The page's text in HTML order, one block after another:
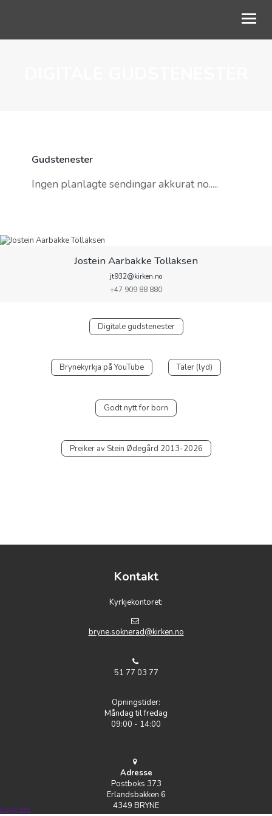
Gudstenester
Ingen planlagte sendingar akkurat no.....
Jostein Aarbakke Tollaksen
jt932@kirken.no
+47 909 88 880
Digitale gudstenester
Brynekyrkja på YouTube Taler (lyd)
Godt nytt for born
Preiker av Stein Ødegård 2013-2026
Kontakt
Kyrkjekontoret:
bryne.soknerad@kirken.no
51 77 03 77
Opningstider:
Måndag til fredag
09:00 - 14:00
Adresse
Postboks 373
Erlandsbakken 6
4349 BRYNE
Logg inn